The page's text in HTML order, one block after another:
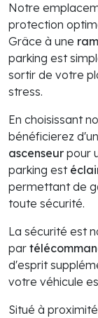
Notre
protection
Grâce à une
parking est
sortir de votre
stress.
En choisissant
bénéficierez d'un
ascenseur pour
parking est
permettant de
toute sécurité.
La sécurité est
par
d'esprit
votre véhicule
Situé à